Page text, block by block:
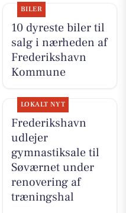
BILER
10 dyreste biler til
salg i nærheden af
Frederikshavn
Kommune
LOKALT NYT
Frederikshavn
udlejer
gymnastiksale til
Søværnet under
renovering af
træningshal